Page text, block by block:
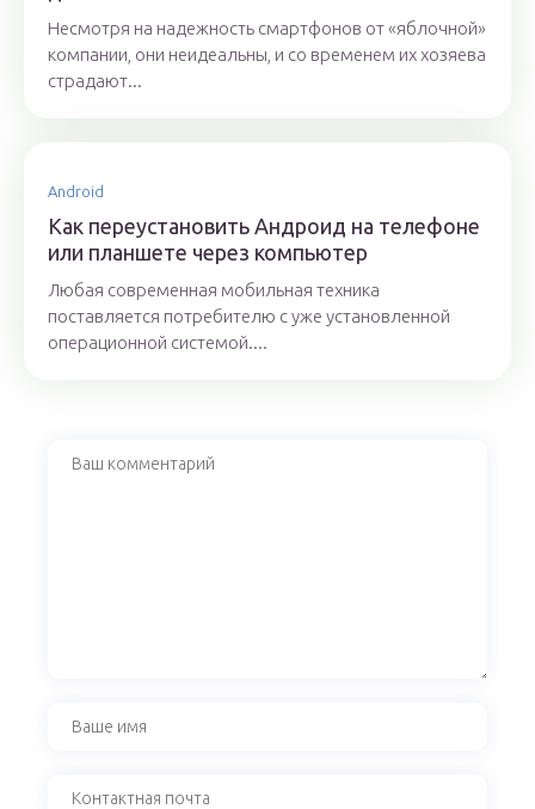
Несмотря на надежность смартфонов от «яблочной»
компании, они неидеальны, и со временем их хозяева
страдают...
Android
Как переустановить Андроид на телефоне
или планшете через компьютер
Любая современная мобильная техника
поставляется потребителю с уже установленной
операционной системой....